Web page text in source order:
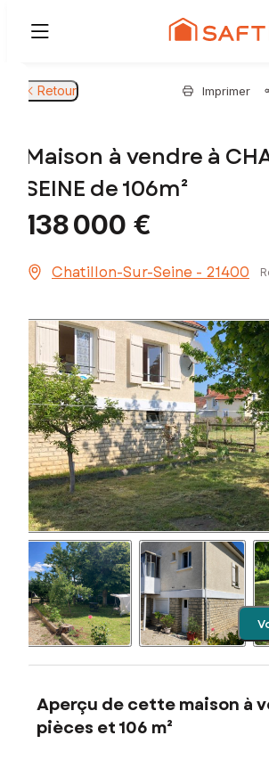
Retour Imprimer
Maison à vendre à
SEINE de 106m²
138 000 €
Chatillon-Sur-Seine - 21400
Aperçu de cette maison à
pièces et 106 m²